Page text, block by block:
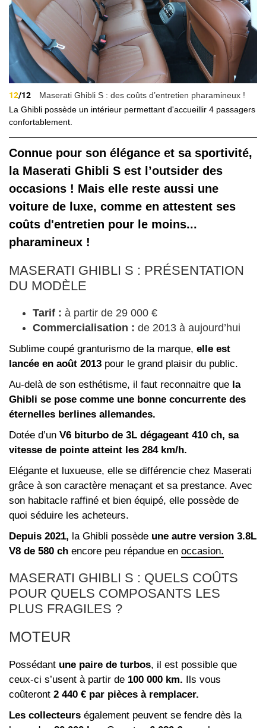
12/12
Maserati Ghibli S : des coûts d’entretien pharamineux !
La Ghibli possède un intérieur permettant d'accueillir 4 passagers
confortablement.
Connue pour son élégance et sa sportivité,
la Maserati Ghibli S est l’outsider des
occasions ! Mais elle reste aussi une
voiture de luxe, comme en attestent ses
coûts d'entretien pour le moins...
pharamineux !
MASERATI GHIBLI S : PRÉSENTATION
DU MODÈLE
Tarif : à partir de 29 000 €
Commercialisation : de 2013 à aujourd’hui
Sublime coupé granturismo de la marque, elle est
lancée en août 2013 pour le grand plaisir du public.
Au-delà de son esthétisme, il faut reconnaitre que la
Ghibli se pose comme une bonne concurrente des
éternelles berlines allemandes.
Dotée d’un V6 biturbo de 3L dégageant 410 ch, sa
vitesse de pointe atteint les 284 km/h.
Elégante et luxueuse, elle se différencie chez Maserati
grâce à son caractère menaçant et sa prestance. Avec
son habitacle raffiné et bien équipé, elle possède de
quoi séduire les acheteurs.
Depuis 2021, la Ghibli possède une autre version 3.8L
V8 de 580 ch encore peu répandue en occasion.
MASERATI GHIBLI S : QUELS COÛTS
POUR QUELS COMPOSANTS LES
PLUS FRAGILES ?
MOTEUR
Possédant une paire de turbos, il est possible que
ceux-ci s’usent à partir de 100 000 km. Ils vous
coûteront 2 440 € par pièces à remplacer.
Les collecteurs également peuvent se fendre dès la